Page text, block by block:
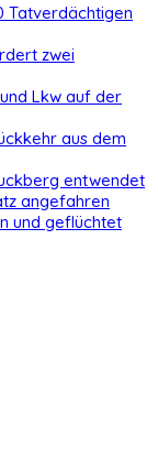
Tatverdächtigen
zwei
Lkw auf der
aus dem
entwendet
angefahren
und geflüchtet